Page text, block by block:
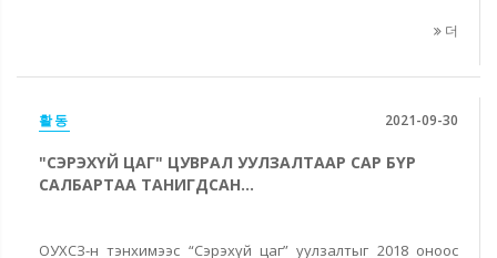
더
활동 2021-09-30
"СЭРЭХҮЙ ЦАГ" ЦУВРАЛ УУЛЗАЛТААР САР БҮР
САЛБАРТАА ТАНИГДСАН...
ОУХСЗ-н тэнхимээс “Сэрэхүй цаг” уулзалтыг 2018 оноос